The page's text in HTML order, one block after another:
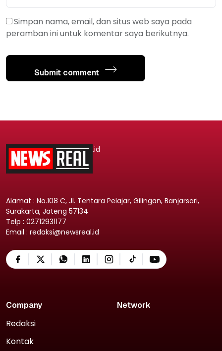
Simpan nama, email, dan situs web saya pada
peramban ini untuk komentar saya berikutnya.
Submit comment
.id
Alamat : No.108 C, Jl. Tentara Pelajar, Gilingan, Banjarsari,
Surakarta, Jateng 57134
Telp : 02712931177
Email : redaksi@newsreal.id
Company
Redaksi
Kontak
Network